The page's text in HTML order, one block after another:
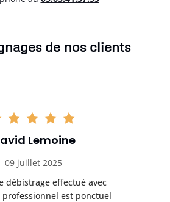
de nos clients
Lemoine
09 juillet 2025
débistrage effectué avec
professionnel est ponctuel